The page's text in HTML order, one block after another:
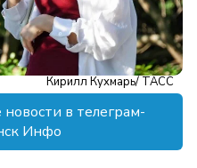
Кирилл Кухмарь/ ТАСС
в телеграм-
Инфо